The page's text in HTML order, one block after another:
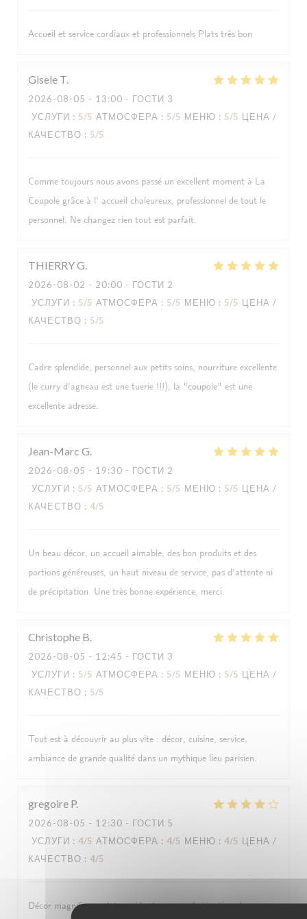
Accueil et service cordiaux et professionnels Plats très bon
Gisele T
2026-08-05 - 13:00 - ГОСТИ 3
УСЛУГИ : 5/5 АТМОСФЕРА : 5/5 МЕНЮ : 5/5 ЦЕНА /
КАЧЕСТВО : 5/5
Comme toujours nous avons passé un excellent moment à La
Coupole grâce à l' accueil chaleureux, professionnel de tout le
personnel. Ne changez rien tout est parfait.
THIERRYG
2026-08-02 - 20:00 - ГОСТИ 2
УСЛУГИ : 5/5 АТМОСФЕРА : 5/5 МЕНЮ : 5/5 ЦЕНА /
КАЧЕСТВО : 5/5
Cadre splendide, personnel aux petits soins, nourriture excellente
(le curry d'agneau est une tuerie !!!), la "coupole" est une
excellente adresse.
Jean-Marc G
2026-08-05 - 19:30 - ГОСТИ 2
УСЛУГИ : 5/5 АТМОСФЕРА : 5/5 МЕНЮ : 5/5 ЦЕНА /
КАЧЕСТВО : 4/5
Un beau décor, un accueil aimable, des bon produits et des
portions généreuses, un haut niveau de service, pas d’attente ni
de précipitation. Une très bonne expérience, merci
Christophe B
2026-08-05 - 12:45 - ГОСТИ 3
УСЛУГИ : 5/5 АТМОСФЕРА : 5/5 МЕНЮ : 5/5 ЦЕНА /
КАЧЕСТВО : 5/5
Tout est à découvrir au plus vite : décor, cuisine, service,
ambiance de grande qualité dans un mythique lieu parisien.
gregoire P
2026-08-05 - 12:30 - ГОСТИ 5
УСЛУГИ : 4/5 АТМОСФЕРА : 4/5 МЕНЮ : 4/5 ЦЕНА /
КАЧЕСТВО : 4/5
Décor magnifique, plats variés et personnel attentionné.